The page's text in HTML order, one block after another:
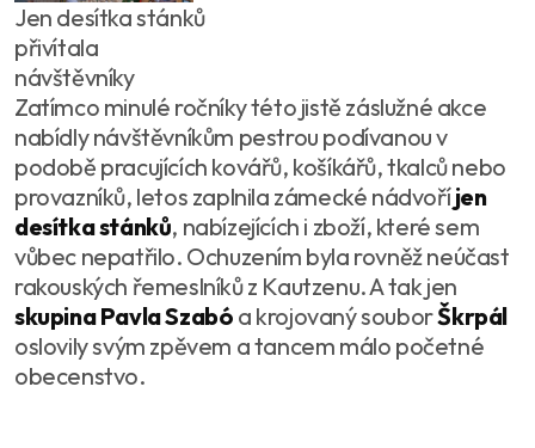
Jen desítka stánků
přivítala
návštěvníky
Zatímco minulé ročníky této jistě záslužné akce
nabídly návštěvníkům pestrou podívanou v
podobě pracujících kovářů, košíkářů, tkalců nebo
provazníků, letos zaplnila zámecké nádvoříjen
desítka stánků, nabízejících i zboží, které sem
vůbec nepatřilo. Ochuzením byla rovněž neúčast
rakouských řemeslníků z Kautzenu. A tak jen
skupina Pavla Szabó a krojovaný souborŠkrpál
oslovily svým zpěvem a tancem málo početné
obecenstvo.